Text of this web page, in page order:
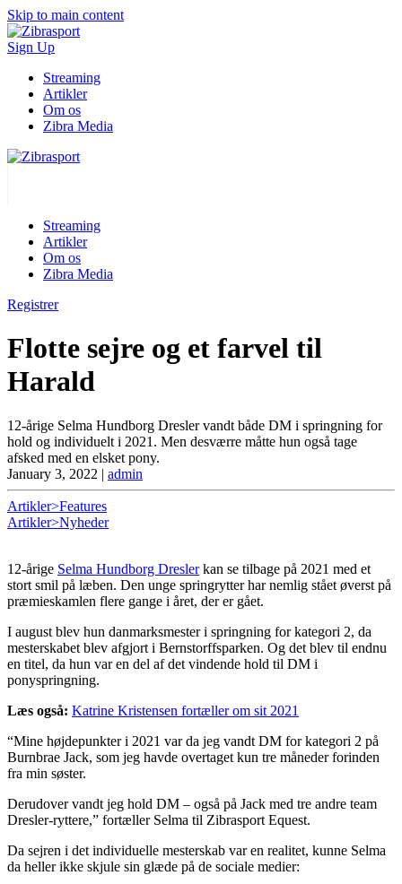
Skip to main content
Sign Up
Streaming
Artikler
Om os
Zibra Media
Streaming
Artikler
Om os
Zibra Media
Registrer
Flotte sejre og et farvel til
Harald
12-årige Selma Hundborg Dresler vandt både DM i springning for
hold og individuelt i 2021. Men desværre måtte hun også tage
afsked med en elsket pony.
January 3, 2022 | admin
Artikler>Features
Artikler>Nyheder
12-årige Selma Hundborg Dreslerkan se tilbage på 2021 med et
stort smil på læben. Den unge springrytter har nemlig stået øverst på
præmieskamlen flere gange i året, der er gået.
I august blev hun danmarksmester i springning for kategori 2, da
mesterskabet blev afgjort i Bernstorffsparken. Og det blev til endnu
en titel, da hun var en del af det vindende hold til DM i
ponyspringning.
Læs også: Katrine Kristensen fortæller om sit 2021
“Mine højdepunkter i 2021 var da jeg vandt DM for kategori 2 på
Burnbrae Jack, som jeg havde overtaget kun tre måneder forinden
fra min søster.
Derudover vandt jeg hold DM – også på Jack med tre andre team
Dresler-ryttere,” fortæller Selma til Zibrasport Equest.
Da sejren i det individuelle mesterskab var en realitet, kunne Selma
da heller ikke skjule sin glæde på de sociale medier: